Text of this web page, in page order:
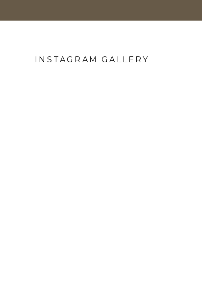
INSTAGRAM GALLERY